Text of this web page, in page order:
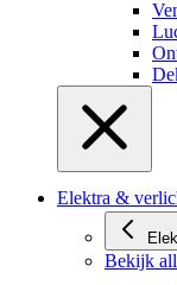
Elektra &
Bekijk